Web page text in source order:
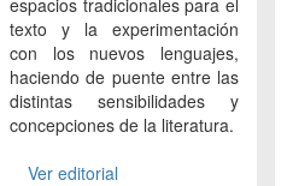
espacios tradicionales para el
texto y la experimentación
con los nuevos lenguajes,
haciendo de puente entre las
distintas sensibilidades y
concepciones de la literatura.
Ver editorial